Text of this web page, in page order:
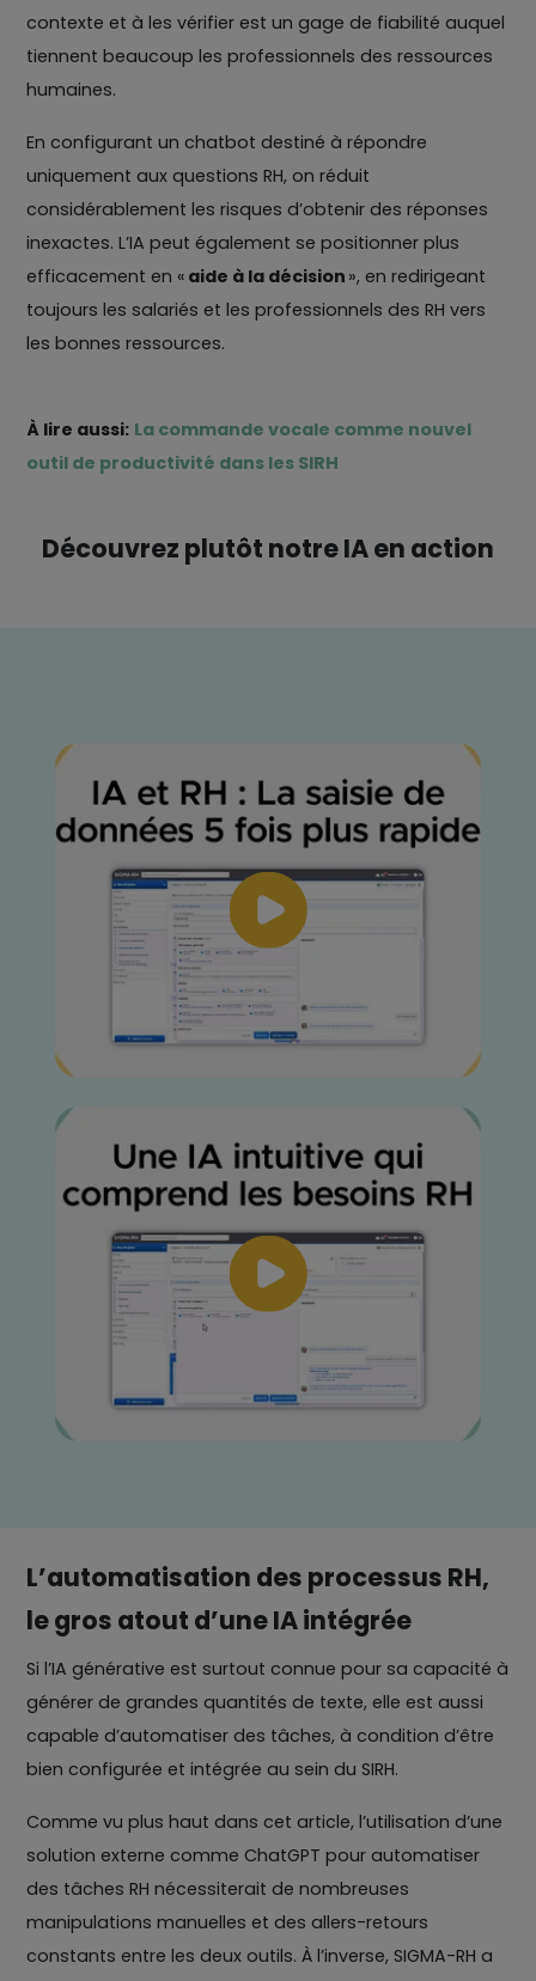
contexte et à les vérifier est un gage de fiabilité auquel
tiennent beaucoup les professionnels des ressources
humaines.
En configurant un chatbot destiné à répondre
uniquement aux questions RH, on réduit
considérablement les risques d’obtenir des réponses
inexactes. L’IA peut également se positionner plus
efficacement en « aide à la décision », en redirigeant
toujours les salariés et les professionnels des RH vers
les bonnes ressources.
À lire aussi: La commande vocale comme nouvel
outil de productivité dans les SIRH
Découvrez plutôt notre IA en action
L’automatisation des processus RH,
le gros atout d’une IA intégrée
Si l’IA générative est surtout connue pour sa capacité à
générer de grandes quantités de texte, elle est aussi
capable d’automatiser des tâches, à condition d’être
bien configurée et intégrée au sein du SIRH.
Comme vu plus haut dans cet article, l’utilisation d’une
solution externe comme ChatGPT pour automatiser
des tâches RH nécessiterait de nombreuses
manipulations manuelles et des allers-retours
constants entre les deux outils. À l’inverse, SIGMA-RH a